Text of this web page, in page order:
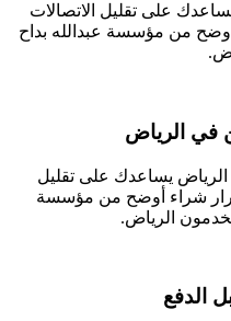
على تقليل الاتصالات
من مؤسسة عبدالله بداح
في الرياض
يساعدك على تقليل
قرار شراء أوضح من مؤسسة
الرياض.
الدفع